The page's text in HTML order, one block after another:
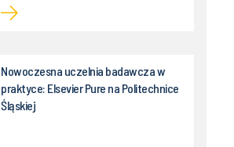
Nowoczesna uczelnia badawcza w
praktyce: Elsevier Pure na Politechnice
Śląskiej